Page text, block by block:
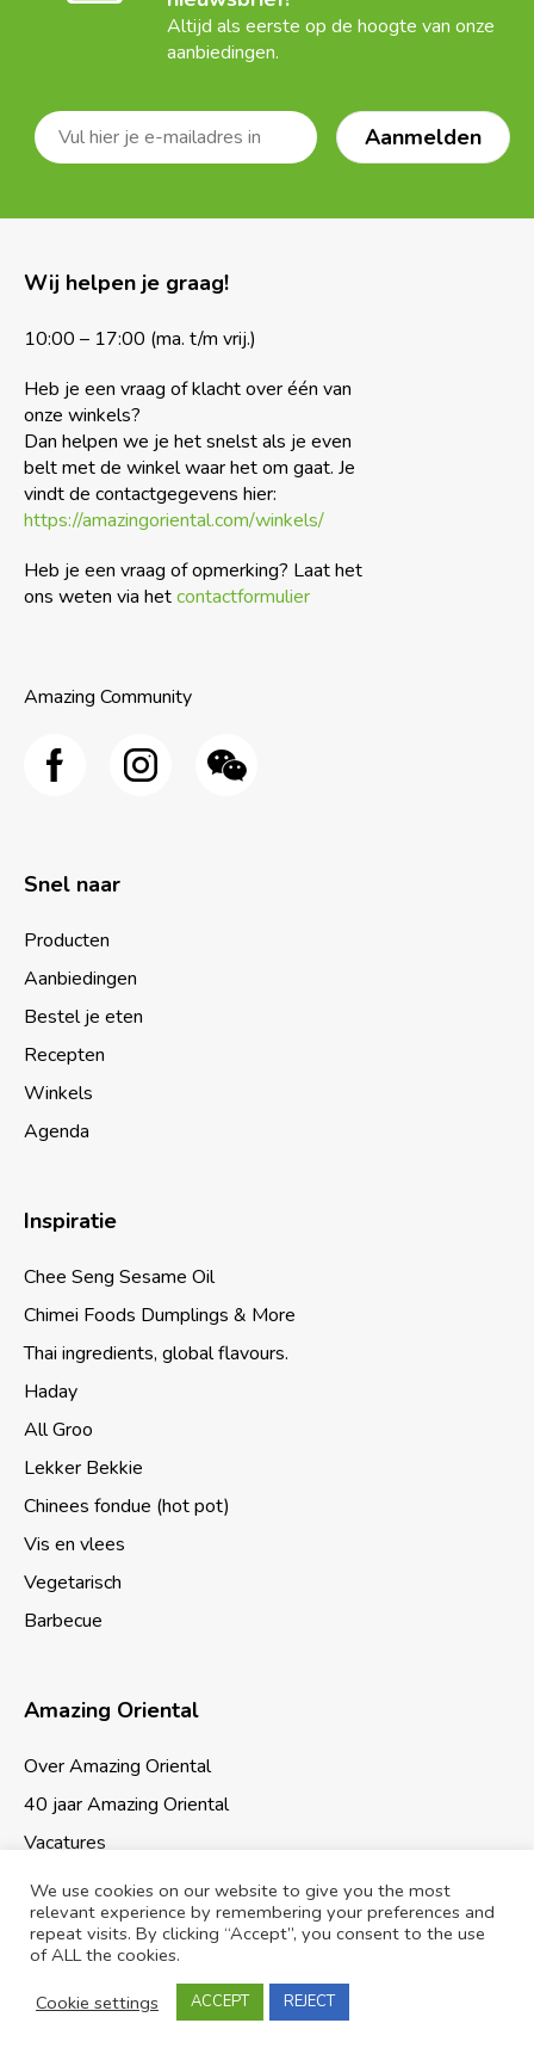
Altijd als eerste op de hoogte van onze
aanbiedingen.
Wij helpen je graag!
10:00 – 17:00 (ma. t/m vrij.)
Heb je een vraag of klacht over één van
onze winkels?
Dan helpen we je het snelst als je even
belt met de winkel waar het om gaat. Je
vindt de contactgegevens hier:
https://amazingoriental.com/winkels/
Heb je een vraag of opmerking? Laat het
ons weten via hetcontactformulier
Amazing Community
Snel naar
Producten
Aanbiedingen
Bestel je eten
Recepten
Winkels
Agenda
Inspiratie
Chee Seng Sesame Oil
Chimei Foods Dumplings & More
Thai ingredients, global flavours.
Haday
All Groo
Lekker Bekkie
Chinees fondue (hot pot)
Vis en vlees
Vegetarisch
Barbecue
Amazing Oriental
Over Amazing Oriental
40 jaar Amazing Oriental
Vacatures
© 2026 Amazing Oriental Supermarkten
We use cookies on our website to give you the most
relevant experience by remembering your preferences and
repeat visits. By clicking “Accept”, you consent to the use
of ALL the cookies.
Cookie settings
ACCEPT REJECT